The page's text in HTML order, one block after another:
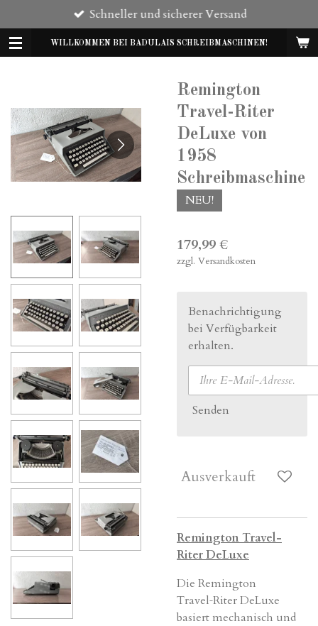
Hauptinhalt
springenWILLKOMMEN BEI BADULAIS SCHREIBMASCHINEN!
Schneller und sicherer Versand
Remington
Travel-Riter
DeLuxe von
1958
Schreibmaschine
NEU!
179,99 €
zzgl. Versandkosten
Benachrichtigung
bei Verfügbarkeit
erhalten.
Senden
Ausverkauft
Remington Travel-
Riter DeLuxe
Die Remington
Travel‑Riter DeLuxe
basiert mechanisch und